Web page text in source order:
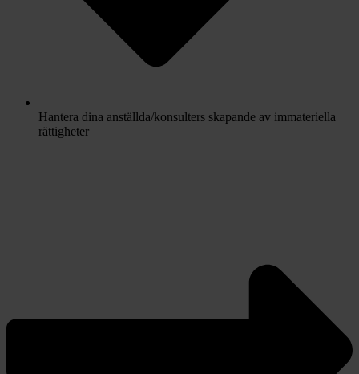
Hantera dina anställda/konsulters skapande av immateriella
rättigheter